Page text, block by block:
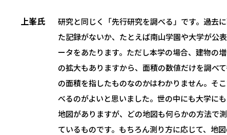
上峯氏
研究と同じく「先行研究を調べる」です。過去
た記録がないか、たとえば南山学園や大学が公
ータをあたります。ただし本学の場合、建物の
の拡大もありますから、面積の数値だけを調べ
の面積を指したものなのかはわかりません。そ
べるのがよいと思いました。世の中にも大学に
地図がありますが、どの地図も何らかの方法で
ているものです。もちろん測り方に応じて、地